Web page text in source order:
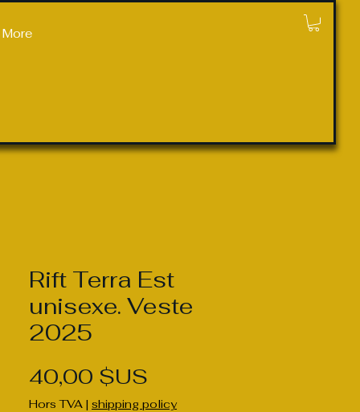
More
Rift Terra Est
unisexe. Veste
2025
40,00 $US
Hors TVA | shipping policy